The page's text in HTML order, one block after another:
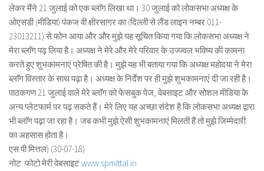
लेकर मैंने 21 जुलाई को एक ब्लाॅग लिखा था। 30 जुलाई को लोकसभा अध्यक्ष के
ओएसडी (मीडिया) पंकज वी क्षीरसागर का (दिल्ली से लैंड लाइन नम्बर 011-
23013211) से फोन आया और और मुझे यह सूचित किया गया कि लोकसभा अध्यक्ष ने
मेरा ब्लाॅग पढ़ लिया है। अध्यक्ष ने मेरे और मेरे परिवार के उज्ज्वल भविष्य की कामना
करते हुए शुभकामनाएं प्रेषित की है। मुझे यह भी बताया गया कि अध्यक्ष महोदया ने मेरा
ब्लाॅग विस्तार के साथ पढ़ा है। अध्यक्ष के निर्देश पर ही मुझे शुभकामनाएं दी जा रही है।
पाठकगण 21 जुलाई वाले मेरे ब्लाॅग को फेसबुक पेज, वेबसाइट और सोशल मीडिया के
अन्य प्लेटफार्म पर पढ़ सकते हैं। मेरे लिए यह अच्छा संदेश है कि लोकसभा अध्यक्ष द्वारा
भी ब्लाॅग पढ़ा जा रहा है। जब कभी मुझे ऐसी शुभकामनाएं मिलती हैं तो मुझे जिम्मेदारी
का अहसास होता है।
एस.पी.मित्तल) (30-07-18)
नोट: फोटो मेरी वेबसाइटwww.spmittal.in